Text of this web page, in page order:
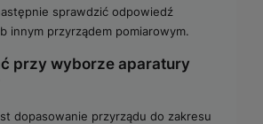
sprawdzić odpowiedź
innym przyrządem pomiarowym.
przy wyborze aparatury
dopasowanie przyrządu do zakresu